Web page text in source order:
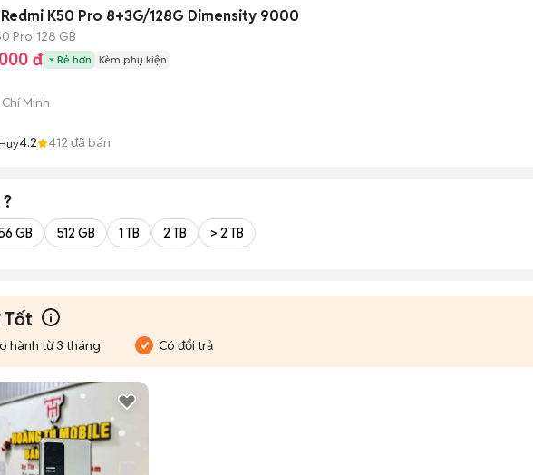
K50 Pro 8+3G/128G Dimensity 9000
Pro 128 GB
đ Rẻ hơn Kèm phụ kiện
Minh
4.2 412 đã bán
GB 512 GB 1 TB 2 TB > 2 TB
Tốt
hành từ 3 tháng Có đổi trả